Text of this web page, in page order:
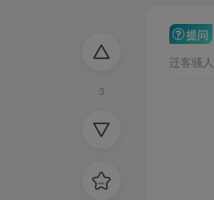
3
提问
迁客骚人